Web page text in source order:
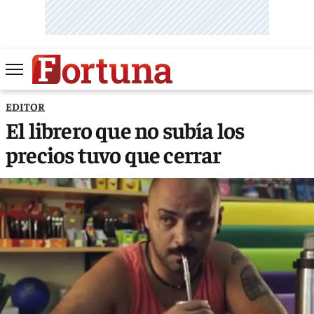
EDITOR
El librero que no subía los
precios tuvo que cerrar